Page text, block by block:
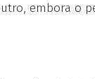
embora o